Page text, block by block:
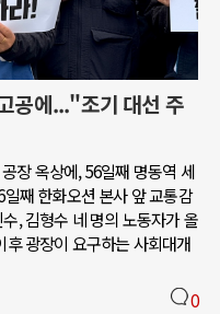
공에..."조기 대선 주
장 옥상에, 56일째 명동역 세
째 한화오션 본사 앞 교통감
, 김형수 네 명의 노동자가 올
후 광장이 요구하는 사회대개
0